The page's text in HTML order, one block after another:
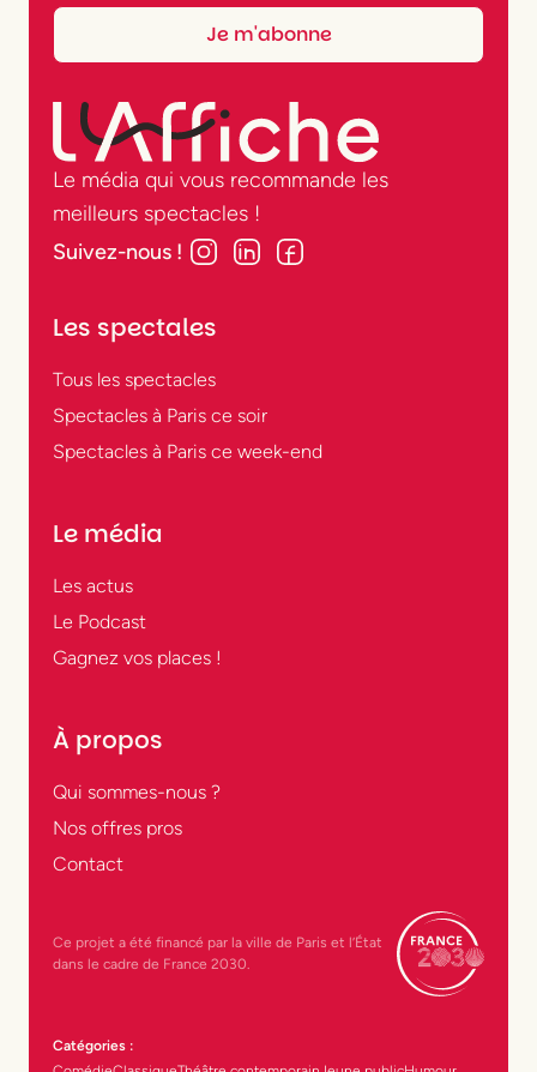
Le média qui vous recommande les
meilleurs spectacles !
Suivez-nous !
Les spectales
Tous les spectacles
Spectacles à Paris ce soir
Spectacles à Paris ce week-end
Le média
Les actus
Le Podcast
Gagnez vos places !
À propos
Qui sommes-nous ?
Nos offres pros
Contact
Ce projet a été financé par la ville de Paris et l’État
dans le cadre de France 2030.
Catégories :